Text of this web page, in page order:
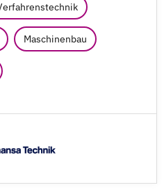
Maschinenbau